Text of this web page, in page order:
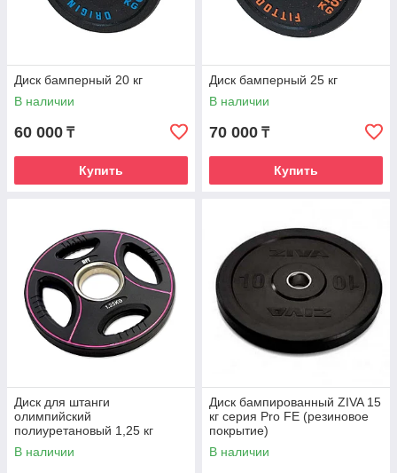
Диск бамперный 20 кг
В наличии
60 000 ₸
Купить
Диск бамперный 25 кг
В наличии
70 000 ₸
Купить
Диск для штанги
олимпийский
полиуретановый 1,25 кг
В наличии
Диск бампированный ZIVA 15
кг серия Pro FЕ (резиновое
покрытие)
В наличии